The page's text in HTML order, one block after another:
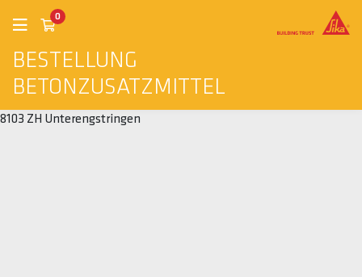
BESTELLUNG
BETONZUSATZMITTEL
0
8103 ZH Unterengstringen